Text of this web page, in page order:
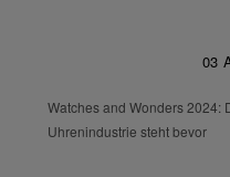
03
Watches and Wonders 2024:
Uhrenindustrie steht bevor